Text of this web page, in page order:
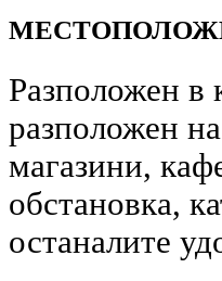
Разположен в
разположен
магазини,
обстановка,
останалите